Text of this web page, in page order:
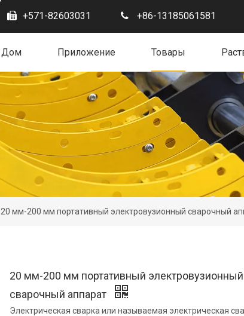
+571-82603031 +86-13185061581
Дом Приложение Товары
20 мм-200 мм портативный электровузионный сварочный
20 мм-200 мм портативный электровузионный
сварочный аппарат
Электрическая сварка или называемая электрическая